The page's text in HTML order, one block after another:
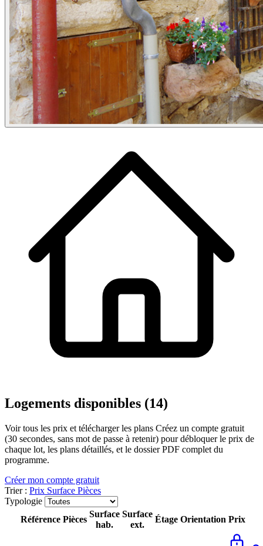
Logements disponibles (14)
Voir tous les prix et télécharger les plans Créez un compte gratuit
(30 secondes, sans mot de passe à retenir) pour débloquer le prix de
chaque lot, les plans détaillés, et le dossier PDF complet du
programme.
Créer mon compte gratuit
Trier : Prix Surface Pièces
Typologie
Référence Pièces
Surface
hab.
Surface
ext.
Étage Orientation Prix